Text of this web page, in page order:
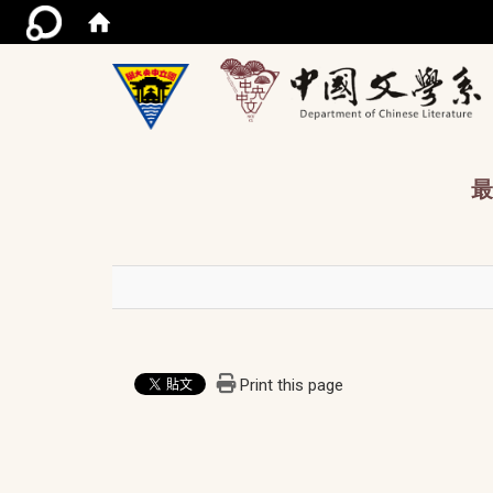
Print this page